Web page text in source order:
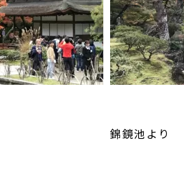
錦鏡池より